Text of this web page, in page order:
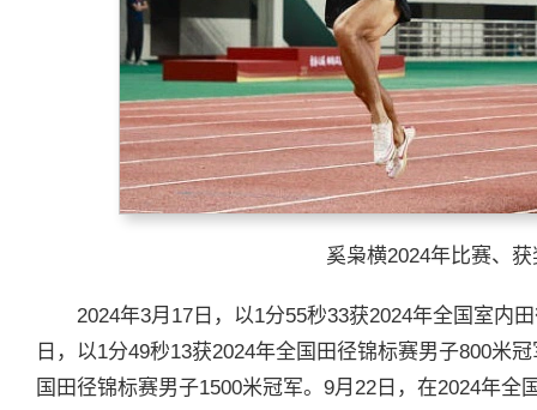
奚枭横2024年比赛、
2024年3月17日，以1分55秒33获2024年全国室内
日，以1分49秒13获2024年全国田径锦标赛男子800米
国田径锦标赛男子1500米冠军。9月22日，在2024年